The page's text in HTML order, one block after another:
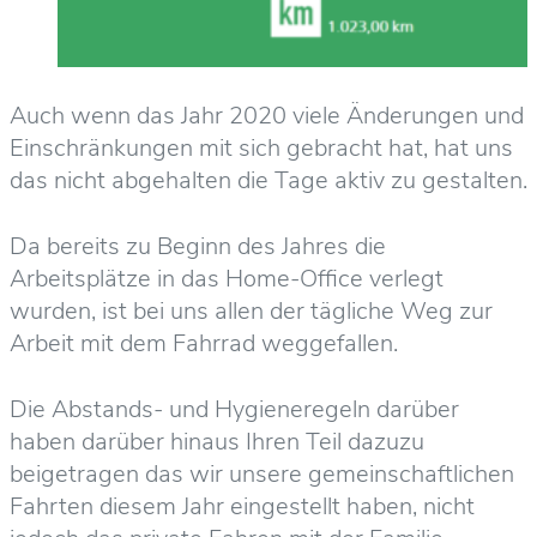
Auch wenn das Jahr 2020 viele Änderungen und
Einschränkungen mit sich gebracht hat, hat uns
das nicht abgehalten die Tage aktiv zu gestalten.
Da bereits zu Beginn des Jahres die
Arbeitsplätze in das Home-Office verlegt
wurden, ist bei uns allen der tägliche Weg zur
Arbeit mit dem Fahrrad weggefallen.
Die Abstands- und Hygieneregeln darüber
haben darüber hinaus Ihren Teil dazuzu
beigetragen das wir unsere gemeinschaftlichen
Fahrten diesem Jahr eingestellt haben, nicht